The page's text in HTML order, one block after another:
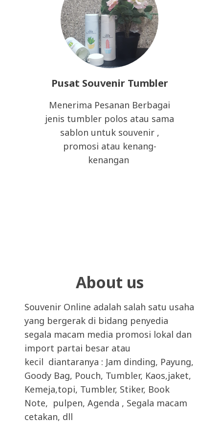
Pusat Souvenir Tumbler
Menerima Pesanan Berbagai
jenis tumbler polos atau sama
sablon untuk souvenir ,
promosi atau kenang-
kenangan
About us
Souvenir Online adalah salah satu usaha
yang bergerak di bidang penyedia
segala macam media promosi lokal dan
import partai besar atau
kecil diantaranya : Jam dinding, Payung,
Goody Bag, Pouch, Tumbler, Kaos,jaket,
Kemeja,topi, Tumbler, Stiker, Book
Note, pulpen, Agenda , Segala macam
cetakan, dll